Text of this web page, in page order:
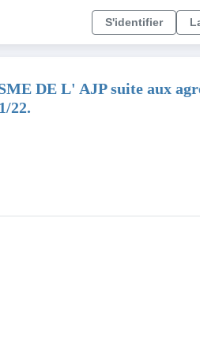
S'identifier
DE L' AJP suite aux
22.